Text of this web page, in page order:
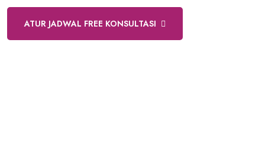
ATUR JADWAL FREE KONSULTASI